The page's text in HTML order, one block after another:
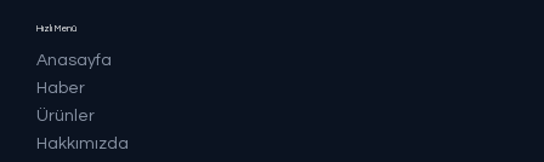
Hızlı Menü
Anasayfa
Haber
Ürünler
Hakkımızda